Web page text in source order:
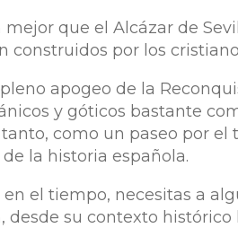
mejor que el Alcázar de
construidos por los
apogeo de la
y góticos bastante
como un paseo por
la historia española.
en el tiempo, necesitas a
desde su contexto